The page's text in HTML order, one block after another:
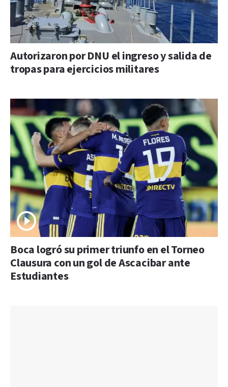
Autorizaron por DNU el ingreso y salida de
tropas para ejercicios militares
Boca logró su primer triunfo en el Torneo
Clausura con un gol de Ascacibar ante
Estudiantes